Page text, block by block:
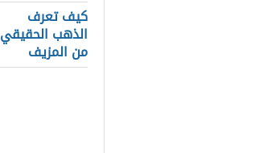
كيف تعرف
الذهب الحقيقي
من المزيف